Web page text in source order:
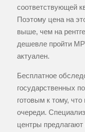
соответствующей
Поэтому цена на
выше, чем на
дешевле пройти
актуален.
Бесплатное
государственных
готовым к тому,
очереди.
центры предлагают